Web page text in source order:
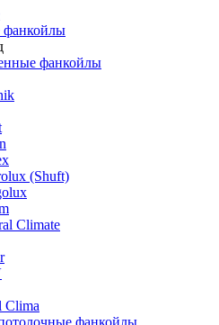
фанкойлы
фанкойлы
(Shuft)
Climate
Clima
фанкойлы